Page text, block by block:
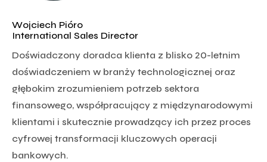
Wojciech Pióro
International Sales Director
Doświadczony doradca klienta z blisko 20-letnim
doświadczeniem w branży technologicznej oraz
głębokim zrozumieniem potrzeb sektora
finansowego, współpracujący z międzynarodowymi
klientami i skutecznie prowadzący ich przez proces
cyfrowej transformacji kluczowych operacji
bankowych.